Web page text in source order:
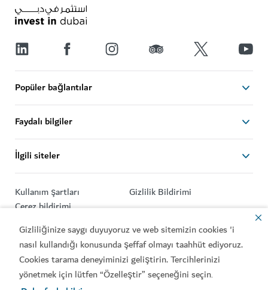
Gizliliğinize saygı duyuyoruz ve web sitemizin cookies 'i
nasıl kullandığı konusunda şeffaf olmayı taahhüt ediyoruz.
Cookies tarama deneyiminizi geliştirin. Tercihlerinizi
yönetmek için lütfen “Özelleştir” seçeneğini seçin.
Popüler bağlantılar
Faydalı bilgiler
İlgili siteler
Kullanım şartları
Gizlilik Bildirimi
Çerez bildirimi
Telif Hakkı © 2026. Bu site Ekonomi ve Turizm Bakanlığı
tarafından işletilmektedir.
Site son güncelleme tarihi: 2026/08/06